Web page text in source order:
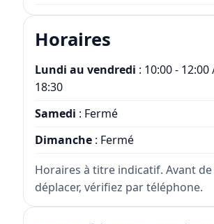
Horaires
Lundi au vendredi : 10:00 - 12:00
18:30
Samedi : Fermé
Dimanche: Fermé
Horaires à titre indicatif. Avant de
déplacer, vérifiez par téléphone.